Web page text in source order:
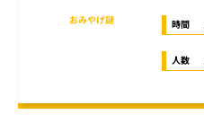
おみやげ謎
時間
人数